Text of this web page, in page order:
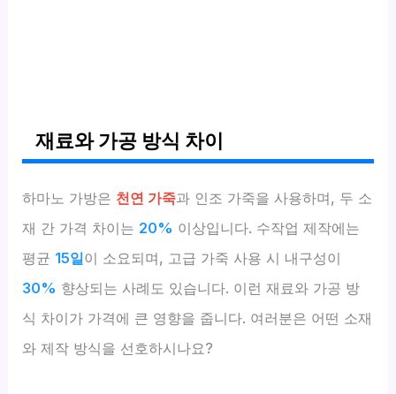
재료와 가공 방식 차이
하마노 가방은 천연 가죽과 인조 가죽을 사용하며, 두 소
재 간 가격 차이는 20% 이상입니다. 수작업 제작에는
평균 15일이 소요되며, 고급 가죽 사용 시 내구성이
30% 향상되는 사례도 있습니다. 이런 재료와 가공 방
식 차이가 가격에 큰 영향을 줍니다. 여러분은 어떤 소재
와 제작 방식을 선호하시나요?